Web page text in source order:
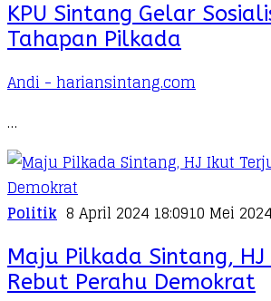
KPU Sintang Gelar
Tahapan Pilkada
Andi - hariansintang.com
…
Politik 8 April 2024 18:0910 Mei
Maju Pilkada Sintang,
Rebut Perahu Demokrat